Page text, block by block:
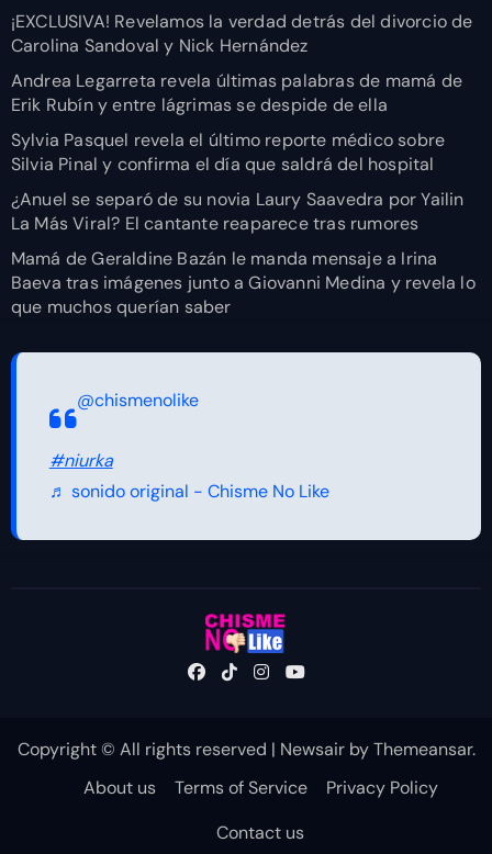
¡EXCLUSIVA! Revelamos la verdad detrás del divorcio de
Carolina Sandoval y Nick Hernández
Andrea Legarreta revela últimas palabras de mamá de
Erik Rubín y entre lágrimas se despide de ella
Sylvia Pasquel revela el último reporte médico sobre
Silvia Pinal y confirma el día que saldrá del hospital
¿Anuel se separó de su novia Laury Saavedra por Yailin
La Más Viral? El cantante reaparece tras rumores
Mamá de Geraldine Bazán le manda mensaje a Irina
Baeva tras imágenes junto a Giovanni Medina y revela lo
que muchos querían saber
@chismenolike
#niurka
♬ sonido original - Chisme No Like
Copyright © All rights reserved | NewsairbyThemeansar.
About us
Terms of Service
Privacy Policy
Contact us